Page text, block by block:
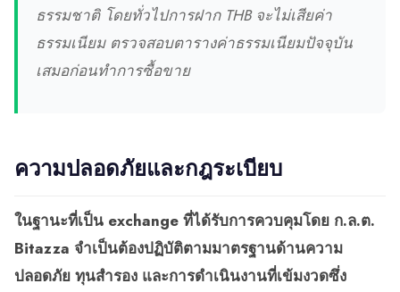
ธรรมชาติ โดยทั่วไปการฝาก THB จะไม่เสียค่า
ธรรมเนียม ตรวจสอบตารางค่าธรรมเนียมปัจจุบัน
เสมอก่อนทำการซื้อขาย
ความปลอดภัยและกฎระเบียบ
ในฐานะที่เป็น exchange ที่ได้รับการควบคุมโดย ก.ล.ต.
Bitazza จำเป็นต้องปฏิบัติตามมาตรฐานด้านความ
ปลอดภัย ทุนสำรอง และการดำเนินงานที่เข้มงวดซึ่ง